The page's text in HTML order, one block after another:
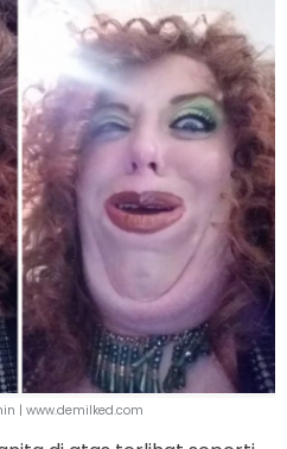
| www.demilked.com